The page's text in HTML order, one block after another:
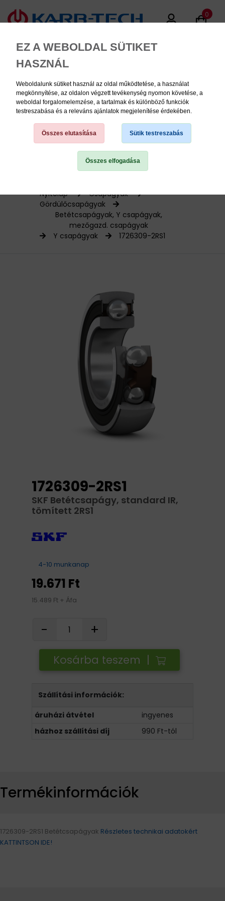
EZ A WEBOLDAL SÜTIKET
HASZNÁL
Weboldalunk sütiket használ az oldal működtetése, a használat
megkönnyítése, az oldalon végzett tevékenység nyomon követése, a
weboldal forgalomelemzése, a tartalmak és különböző funkciók
testreszabása és a releváns ajánlatok megjelenítése érdekében.
Összes elutasítása Sütik testreszabás
Összes elfogadása
0
MENU
KÉZISZERSZÁMOK
HAJTÁSTECHNIKA
Termékinformációk
Nyitólap
Csapágyak
Gördülőcsapágyak
Betétcsapágyak, Y csapágyak,
mezőgazd. csapágyak
Y csapágyak
1726309-2RS1
1726309-2RS1
SKF Betétcsapágy, standard IR,
tömített 2RS1
4-10 munkanap
19.671 Ft
15.489 Ft + Áfa
- +
Kosárba teszem |
Szállítási információk:
áruházi átvétel
ingyenes
házhoz szállítási díj
990 Ft-tól
Termékinformációk
1726309-2RS1 Betétcsapágyak Részletes technikai adatokért
KATTINTSON IDE!